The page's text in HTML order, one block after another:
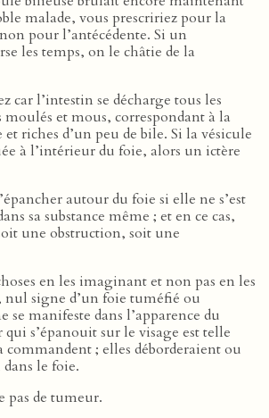
malade, vous prescririez pour la
pour l’antécédente. Si un
les temps, on le châtie de la
car l’intestin se décharge tous les
moulés et mous, correspondant à la
riches d’un peu de bile. Si la vésicule
à l’intérieur du foie, alors un ictère
autour du foie si elle ne s’est
sa substance même ; et en ce cas,
une obstruction, soit une
en les imaginant et non pas en les
nul signe d’un foie tuméfié ou
se manifeste dans l’apparence du
s’épanouit sur le visage est telle
commandent ; elles déborderaient ou
le foie.
pas de tumeur.